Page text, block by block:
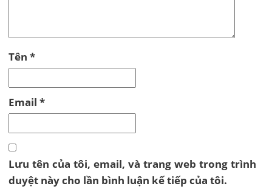
Tên*
Email*
Lưu tên của tôi, email, và trang web trong trình
duyệt này cho lần bình luận kế tiếp của tôi.